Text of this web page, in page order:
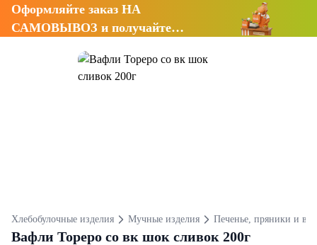
Оформляйте заказ НА
САМОВЫВОЗ и получайте
Хлебобулочные изделия Мучные изделия Печенье, пряники и
Вафли Тореро со вк шок сливок 200г